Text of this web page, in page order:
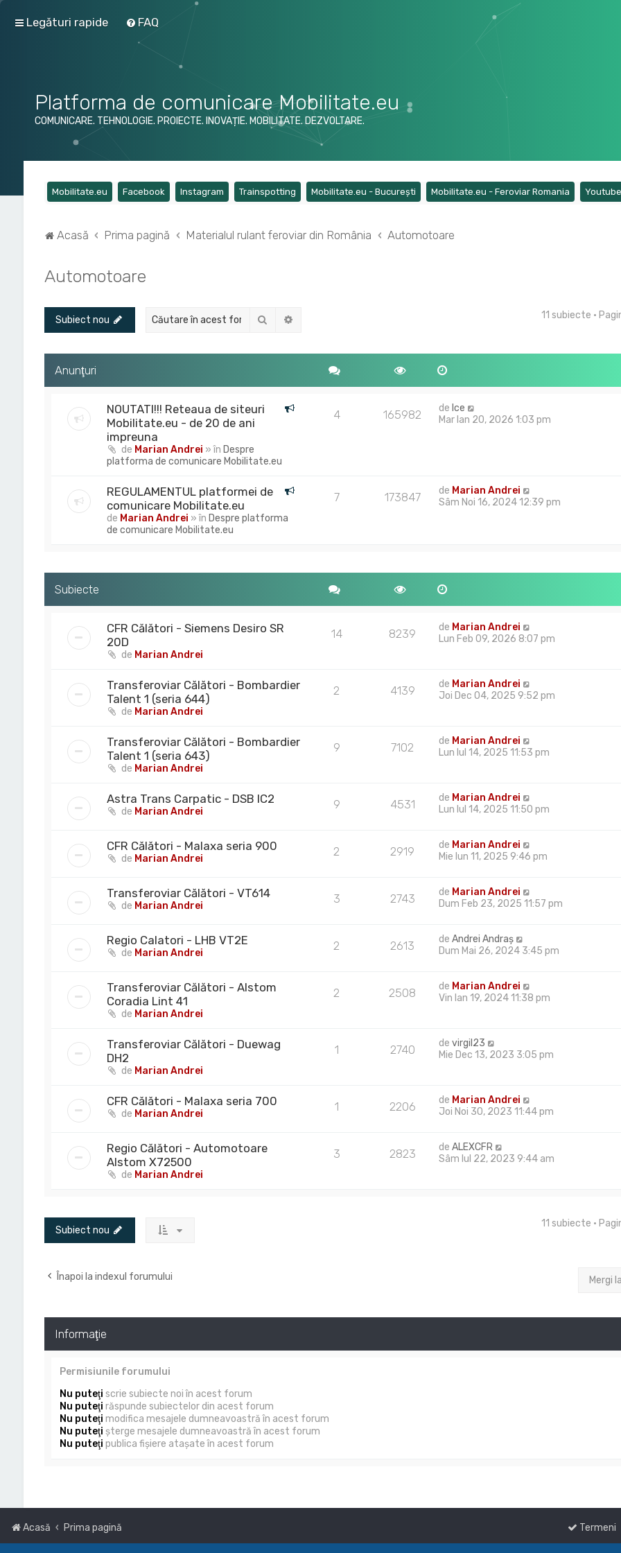
Legături rapide FAQ
Platforma de comunicare Mobilitate.eu
COMUNICARE. TEHNOLOGIE. PROIECTE. INOVAȚIE. MOBILITATE. DEZVOLTARE.
Mobilitate.eu(Opens a new tab)
Facebook(Opens a new tab)
Instagram(Opens a new tab)
Trainspotting(Opens a new tab)
Mobilitate.eu - București(Opens a new tab)
Mobilitate.eu - Feroviar Romania(Opens a
Youtube
Acasă Prima pagină Materialul rulant feroviar din România Automotoare
Automotoare
Subiect nou Căutare 11 subiecte •
Anunţuri
NOUTATI!!! Reteaua de siteuri
Mobilitate.eu - de 20 de ani
impreuna
de Marian Andrei » în Despre
platforma de comunicare Mobilitate.eu
4 165982 de Ice
Mar Ian 20, 2026 1:03 pm
REGULAMENTUL platformei de
comunicare Mobilitate.eu
de Marian Andrei » în Despre platforma
de comunicare Mobilitate.eu
7 173847 de Marian Andrei
Sâm Noi 16, 2024 12:39 pm
Subiecte
CFR Călători - Siemens Desiro SR
20D
de Marian Andrei
14 8239 de Marian Andrei
Lun Feb 09, 2026 8:07 pm
Transferoviar Călători - Bombardier
Talent 1 (seria 644)
de Marian Andrei
2 4139 de Marian Andrei
Joi Dec 04, 2025 9:52 pm
Transferoviar Călători - Bombardier
Talent 1 (seria 643)
de Marian Andrei
9 7102 de Marian Andrei
Lun Iul 14, 2025 11:53 pm
Astra Trans Carpatic - DSB IC2
de Marian Andrei
9 4531 de Marian Andrei
Lun Iul 14, 2025 11:50 pm
CFR Călători - Malaxa seria 900
de Marian Andrei
2 2919 de Marian Andrei
Mie Iun 11, 2025 9:46 pm
Transferoviar Călători - VT614
de Marian Andrei
3 2743 de Marian Andrei
Dum Feb 23, 2025 11:57 pm
Regio Calatori - LHB VT2E
de Marian Andrei
2 2613 deAndrei Andraș
Dum Mai 26, 2024 3:45 pm
Transferoviar Călători - Alstom
Coradia Lint 41
de Marian Andrei
2 2508 de Marian Andrei
Vin Ian 19, 2024 11:38 pm
Transferoviar Călători - Duewag
DH2
de Marian Andrei
1 2740 devirgil23
Mie Dec 13, 2023 3:05 pm
CFR Călători - Malaxa seria 700
de Marian Andrei
1 2206 de Marian Andrei
Joi Noi 30, 2023 11:44 pm
Regio Călători - Automotoare
Alstom X72500
de Marian Andrei
3 2823 deALEXCFR
Sâm Iul 22, 2023 9:44 am
Subiect nou
11 subiecte •
Înapoi la indexul forumului Mergi la
Informaţie
Permisiunile forumului
Nu puteţi scrie subiecte noi în acest forum
Nu puteţi răspunde subiectelor din acest forum
Nu puteţi modifica mesajele dumneavoastră în acest forum
Nu puteţi şterge mesajele dumneavoastră în acest forum
Nu puteţi publica fişiere ataşate în acest forum
Acasă Prima pagină Termeni